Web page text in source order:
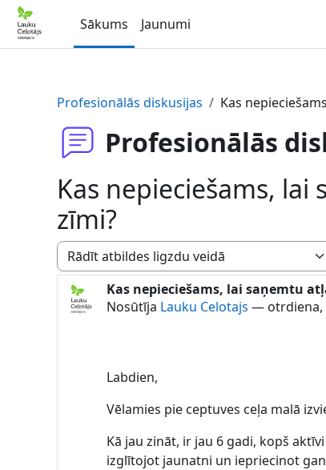
Atvērt galveno saturu
Sākums
Jaunumi
Profesionālās diskusijas
Kas
Profesionālās
Kas nepieciešams,
zīmi?
Rādīšanas režīms
Kas nepieciešams, lai saņemtu
Nosūtīja Lauku Celotajs — otrdiena,
Atbilžu skaits: 2
Labdien,
Vēlamies pie ceptuves ceļa malā
Kā jau zināt, ir jau 6 gadi, kopš
izglītojot jaunatni un iepriecinot